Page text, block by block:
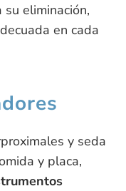
eliminación,
en cada
y seda
y placa,